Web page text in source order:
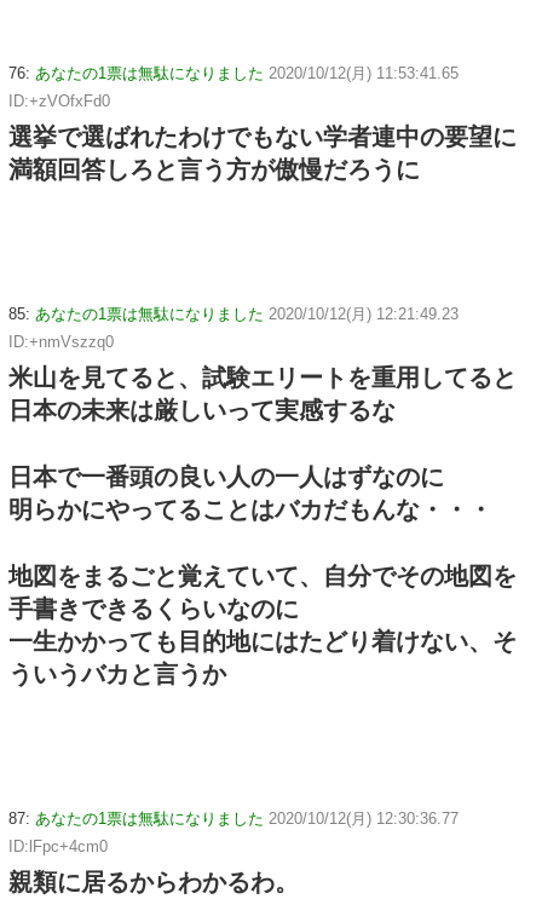
76: あなたの1票は無駄になりました 2020/10/12(月) 11:53:41.65
ID:+zVOfxFd0
選挙で選ばれたわけでもない学者連中の要望に
満額回答しろと言う方が傲慢だろうに
85: あなたの1票は無駄になりました 2020/10/12(月) 12:21:49.23
ID:+nmVszzq0
米山を見てると、試験エリートを重用してると
日本の未来は厳しいって実感するな
日本で一番頭の良い人の一人はずなのに
明らかにやってることはバカだもんな・・・
地図をまるごと覚えていて、自分でその地図を
手書きできるくらいなのに
一生かかっても目的地にはたどり着けない、そ
ういうバカと言うか
87: あなたの1票は無駄になりました 2020/10/12(月) 12:30:36.77
ID:lFpc+4cm0
親類に居るからわかるわ。